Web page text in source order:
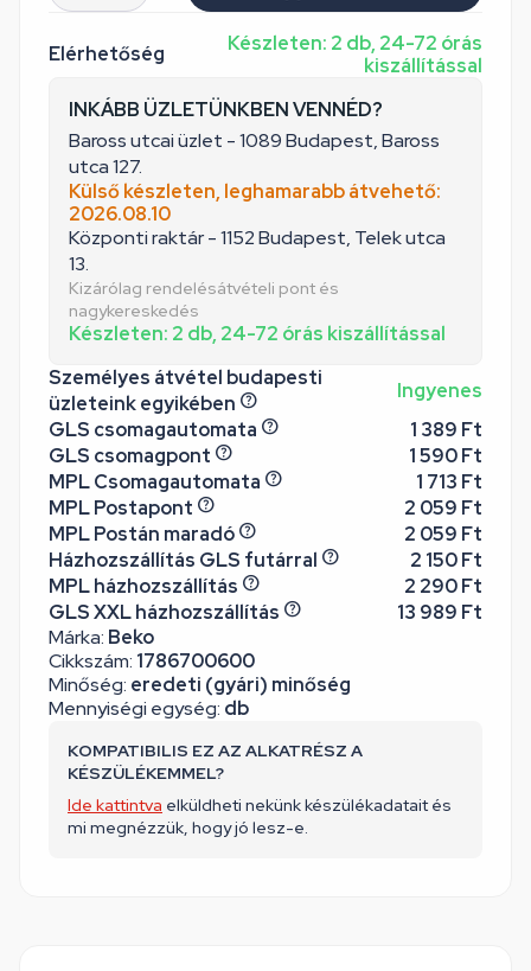
Márka: Beko
Cikkszám: 1786700600
Minőség: eredeti (gyári) minőség
Mennyiségi egység: db
Elérhetőség
Készleten: 2 db, 24-72 órás
kiszállítással
INKÁBB ÜZLETÜNKBEN VENNÉD?
Baross utcai üzlet - 1089 Budapest, Baross
utca 127.
Külső készleten, leghamarabb átvehető:
2026.08.10
Központi raktár - 1152 Budapest, Telek utca
13.
Kizárólag rendelésátvételi pont és
nagykereskedés
Készleten: 2 db, 24-72 órás kiszállítással
Személyes átvétel budapesti
üzleteink egyikében
Ingyenes
GLS csomagautomata
1 389 Ft
GLS csomagpont
1 590 Ft
MPL Csomagautomata
1 713 Ft
MPL Postapont
2 059 Ft
MPL Postán maradó
2 059 Ft
Házhozszállítás GLS futárral
2 150 Ft
MPL házhozszállítás
2 290 Ft
GLS XXL házhozszállítás
13 989 Ft
KOMPATIBILIS EZ AZ ALKATRÉSZ A
KÉSZÜLÉKEMMEL?
Ide kattintva elküldheti nekünk készülékadatait és
mi megnézzük, hogy jó lesz-e.